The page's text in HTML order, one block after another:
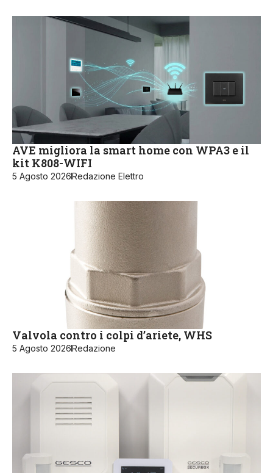
AVE migliora la smart home con WPA3 e il
kit K808-WIFI
5 Agosto 2026Redazione Elettro
Valvola contro i colpi d’ariete, WHS
5 Agosto 2026Redazione